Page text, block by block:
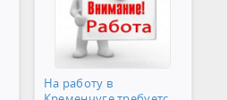
На работу в